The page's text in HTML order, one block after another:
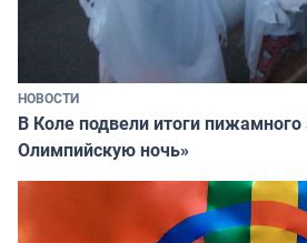
НОВОСТИ
В Коле подвели итоги пижамного
Олимпийскую ночь»